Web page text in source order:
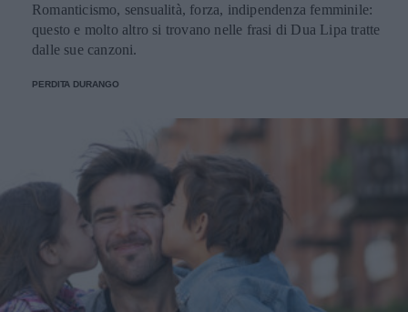
Romanticismo, sensualità, forza, indipendenza femminile:
questo e molto altro si trovano nelle frasi di Dua Lipa tratte
dalle sue canzoni.
PERDITA DURANGO